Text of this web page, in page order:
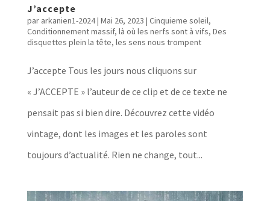
J’accepte
par arkanien1-2024| Mai 26, 2023 | Cinquieme soleil,
Conditionnement massif, là où les nerfs sont à vifs, Des
disquettes plein la tête, les sens nous trompent
J’accepte Tous les jours nous cliquons sur
« J’ACCEPTE » l’auteur de ce clip et de ce texte ne
pensait pas si bien dire. Découvrez cette vidéo
vintage, dont les images et les paroles sont
toujours d’actualité. Rien ne change, tout...